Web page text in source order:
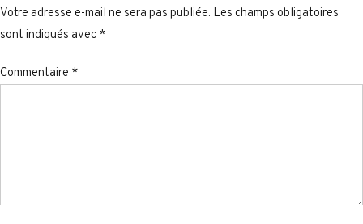
Votre adresse e-mail ne sera pas publiée. Les champs obligatoires
sont indiqués avec *
Commentaire *